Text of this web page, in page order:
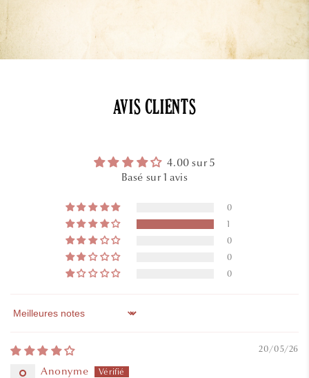
AVIS CLIENTS
4.00 sur 5
Basé sur 1 avis
0
1
0
0
0
Sort by
20/05/26
Anonyme